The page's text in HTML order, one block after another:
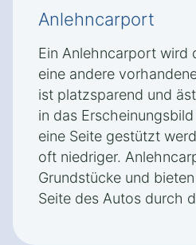
Anlehncarport
Ein Anlehncarport wird
eine andere
ist platzsparend und
in das
eine Seite gestützt
oft niedriger.
Grundstücke und
Seite des Autos durch